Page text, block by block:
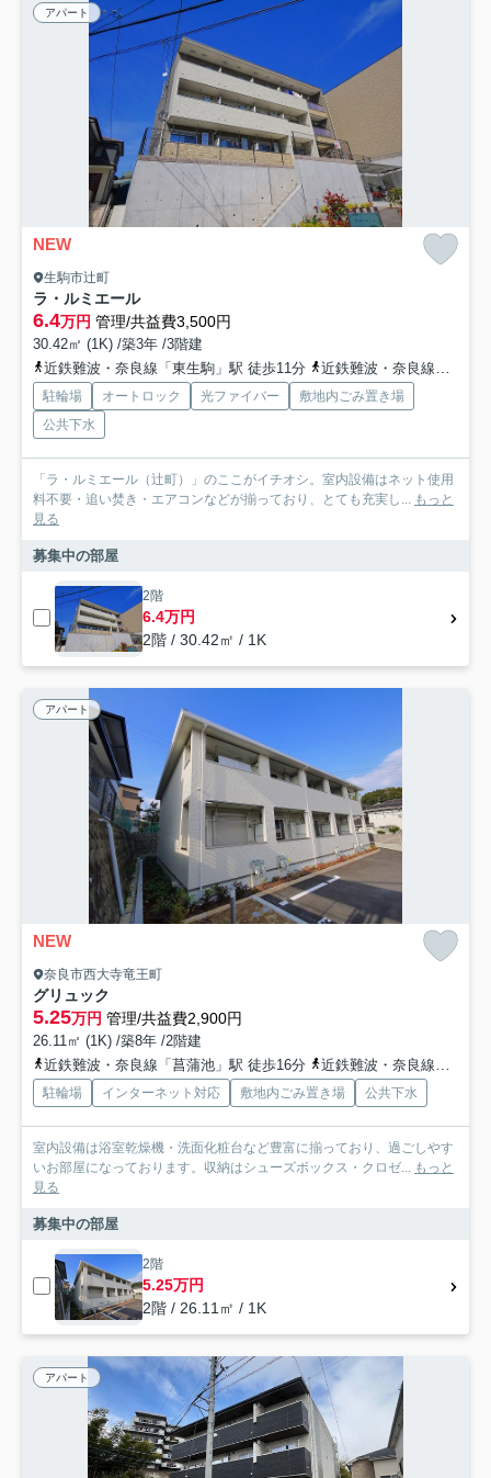
アパート
NEW
生駒市辻町
ラ・ルミエール
6.4万円 管理/共益費3,500円
30.42㎡ (1K) /築3年 /3階建
近鉄難波・奈良線「東生駒」駅 徒歩11分
近鉄難波・奈良線「生駒」駅 徒歩23分
駐輪場 オートロック 光ファイバー
敷地内ごみ置き場
公共下水
「ラ・ルミエール（辻町）」のここがイチオシ。室内設備はネット使用
料不要・追い焚き・エアコンなどが揃っており、とても充実し... もっと
見る
募集中の部屋
2階
6.4万円
2階 / 30.42㎡ / 1K
アパート
NEW
奈良市西大寺竜王町
グリュック
5.25万円 管理/共益費2,900円
26.11㎡ (1K) /築8年 /2階建
近鉄難波・奈良線「菖蒲池」駅 徒歩16分
近鉄難波・奈良線「学園前」駅 徒歩30分
駐輪場 インターネット対応 敷地内ごみ置き場 公共下水
室内設備は浴室乾燥機・洗面化粧台など豊富に揃っており、過ごしやす
いお部屋になっております。収納はシューズボックス・クロゼ... もっと
見る
募集中の部屋
2階
5.25万円
2階 / 26.11㎡ / 1K
アパート